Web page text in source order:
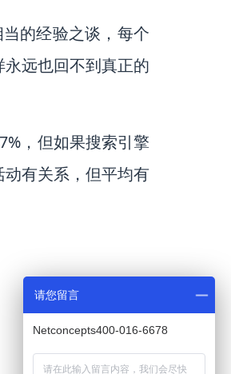
的经验之谈，每个
远也回不到真正的
，但如果搜索引擎
有关系，但平均有
请您留言
Netconcepts400-016-6678